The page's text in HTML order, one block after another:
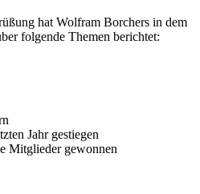
hat Wolfram Borchers in dem
folgende Themen berichtet:
Jahr gestiegen
Mitglieder gewonnen